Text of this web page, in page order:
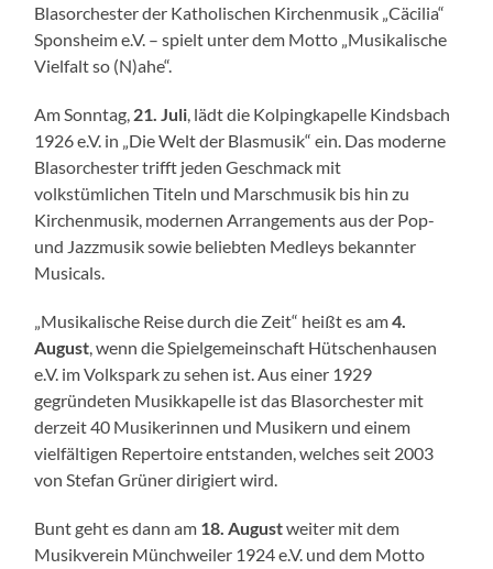
Blasorchester der Katholischen Kirchenmusik „Cäcilia“
Sponsheim e.V. – spielt unter dem Motto „Musikalische
Vielfalt so (N)ahe“.
Am Sonntag, 21. Juli, lädt die Kolpingkapelle Kindsbach
1926 e.V. in „Die Welt der Blasmusik“ ein. Das moderne
Blasorchester trifft jeden Geschmack mit
volkstümlichen Titeln und Marschmusik bis hin zu
Kirchenmusik, modernen Arrangements aus der Pop-
und Jazzmusik sowie beliebten Medleys bekannter
Musicals.
„Musikalische Reise durch die Zeit“ heißt es am4.
August, wenn die Spielgemeinschaft Hütschenhausen
e.V. im Volkspark zu sehen ist. Aus einer 1929
gegründeten Musikkapelle ist das Blasorchester mit
derzeit 40 Musikerinnen und Musikern und einem
vielfältigen Repertoire entstanden, welches seit 2003
von Stefan Grüner dirigiert wird.
Bunt geht es dann am 18. Augustweiter mit dem
Musikverein Münchweiler 1924 e.V. und dem Motto